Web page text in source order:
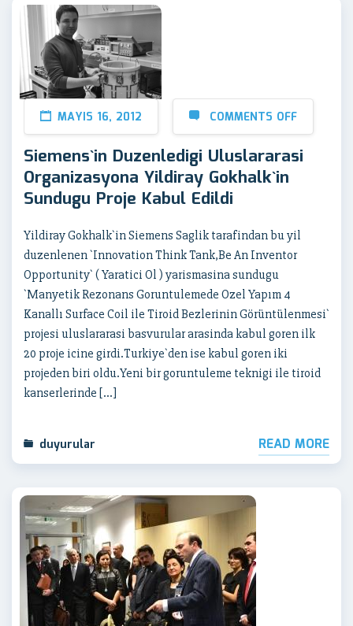
MAYIS 16, 2012 COMMENTS OFF
Siemens`in Duzenledigi Uluslararasi
Organizasyona Yildiray Gokhalk`in
Sundugu Proje Kabul Edildi
Yildiray Gokhalk`in Siemens Saglik tarafindan bu yil
duzenlenen `Innovation Think Tank,Be An Inventor
Opportunity` ( Yaratici Ol ) yarismasina sundugu
`Manyetik Rezonans Goruntulemede Ozel Yapım 4
Kanallı Surface Coil ile Tiroid Bezlerinin Görüntülenmesi`
projesi uluslararasi basvurular arasinda kabul goren ilk
20 proje icine girdi.Turkiye`den ise kabul goren iki
projeden biri oldu.Yeni bir goruntuleme teknigi ile tiroid
kanserlerinde […]
duyurular READ MORE